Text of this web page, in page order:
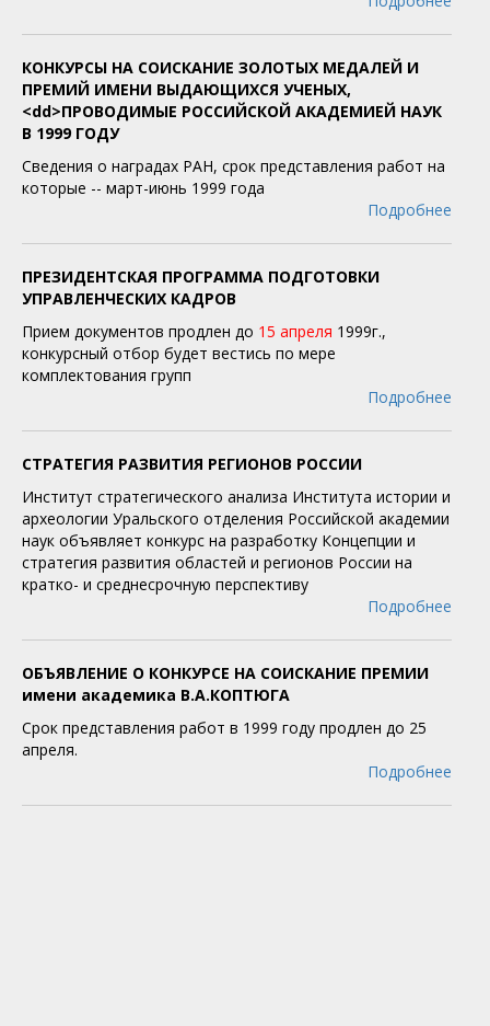
КОНКУРСЫ НА СОИСКАНИЕ ЗОЛОТЫХ МЕДАЛЕЙ И
ПРЕМИЙ ИМЕНИ ВЫДАЮЩИХСЯ УЧЕНЫХ,
<dd>ПРОВОДИМЫЕ РОССИЙСКОЙ АКАДЕМИЕЙ НАУК
В 1999 ГОДУ
Сведения о наградах РАН, срок представления работ на
которые -- март-июнь 1999 года
Подробнее
ПРЕЗИДЕНТСКАЯ ПРОГРАММА ПОДГОТОВКИ
УПРАВЛЕНЧЕСКИХ КАДРОВ
Прием документов продлен до 15 апреля 1999г.,
конкурсный отбор будет вестись по мере
комплектования групп
Подробнее
СТРАТЕГИЯ РАЗВИТИЯ РЕГИОНОВ РОССИИ
Институт стратегического анализа Института истории и
археологии Уральского отделения Российской академии
наук объявляет конкурс на разработку Концепции и
стратегия развития областей и регионов России на
кратко- и среднесрочную перспективу
Подробнее
ОБЪЯВЛЕНИЕ О КОНКУРСЕ НА СОИСКАНИЕ ПРЕМИИ
имени академика В.А.КОПТЮГА
Срок представления работ в 1999 году продлен до 25
апреля.
Подробнее